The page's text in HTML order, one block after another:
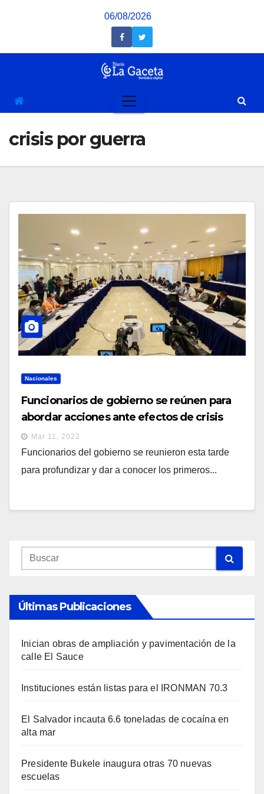
06/08/2026
crisis por guerra
Nacionales
Funcionarios de gobierno se reúnen para
abordar acciones ante efectos de crisis
mundial
Mar 11, 2022
Funcionarios del gobierno se reunieron esta tarde
para profundizar y dar a conocer los primeros...
Últimas Publicaciones
Inician obras de ampliación y pavimentación de la
calle El Sauce
Instituciones están listas para el IRONMAN 70.3
El Salvador incauta 6.6 toneladas de cocaína en
alta mar
Presidente Bukele inaugura otras 70 nuevas
escuelas